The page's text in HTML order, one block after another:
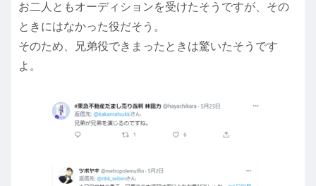
お二人ともオーディションを受けたそうですが、その
ときにはなかった役だそう。
そのため、兄弟役できまったときは驚いたそうです
よ。